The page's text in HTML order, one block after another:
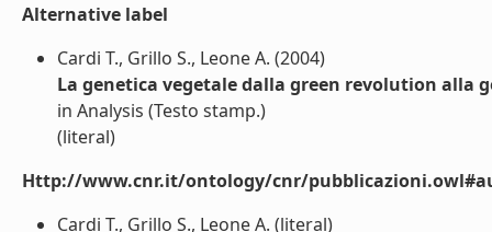
Alternative label
Cardi T., Grillo S., Leone A. (2004)
La genetica vegetale dalla green revolution alla
in Analysis (Testo stamp.)
(literal)
Http://www.cnr.it/ontology/cnr/
Cardi T., Grillo S., Leone A. (literal)